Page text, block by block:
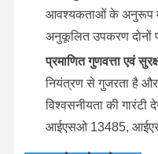
आवश्यकताओं के अनुरूप
अनुकूलित उपकरण दोनों
प्रमाणित गुणवत्ता एवं
नियंत्रण से गुजरता है और
विश्वसनीयता की गारंटी
आईएसओ 13485,